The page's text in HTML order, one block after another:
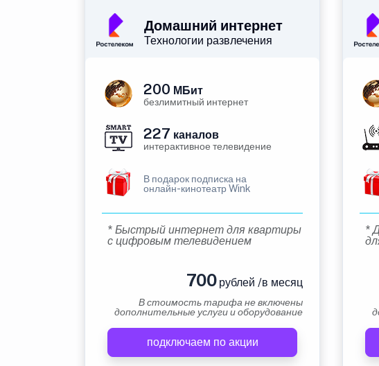
Домашний интернет
Технологии развлечения
200 МБит
безлимитный интернет
227 каналов
интерактивное телевидение
В подарок подписка на
онлайн-кинотеатр Wink
* Быстрый интернет для квартиры
с цифровым телевидением
700рублей /в месяц
В стоимость тарифа не включены
дополнительные услуги и оборудование
подключаем по акции
*